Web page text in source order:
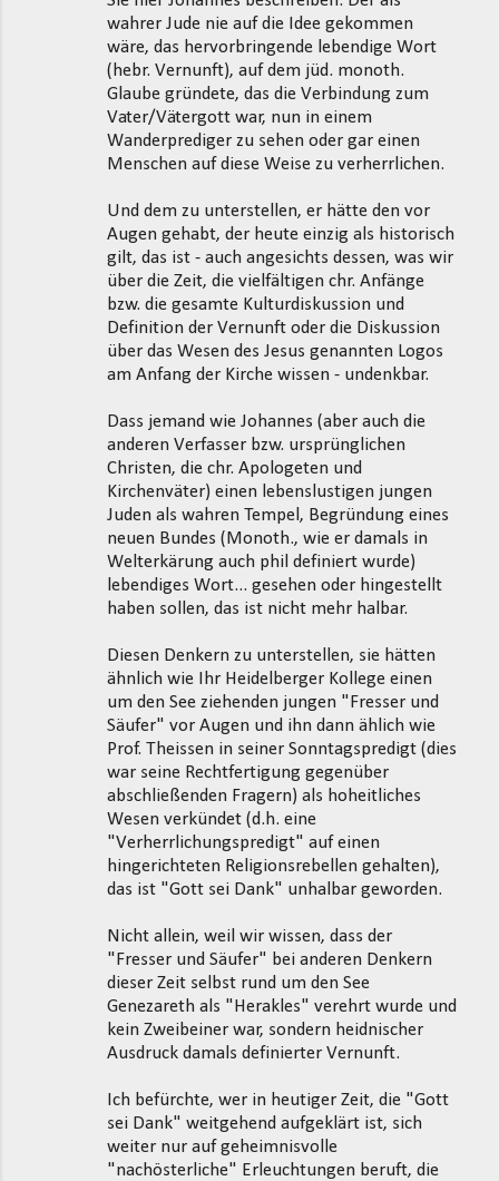
wahrer Jude nie auf die Idee gekommen
wäre, das hervorbringende lebendige Wort
(hebr. Vernunft), auf dem jüd. monoth.
Glaube gründete, das die Verbindung zum
Vater/Vätergott war, nun in einem
Wanderprediger zu sehen oder gar einen
Menschen auf diese Weise zu verherrlichen.
Und dem zu unterstellen, er hätte den vor
Augen gehabt, der heute einzig als historisch
gilt, das ist - auch angesichts dessen, was wir
über die Zeit, die vielfältigen chr. Anfänge
bzw. die gesamte Kulturdiskussion und
Definition der Vernunft oder die Diskussion
über das Wesen des Jesus genannten Logos
am Anfang der Kirche wissen - undenkbar.
Dass jemand wie Johannes (aber auch die
anderen Verfasser bzw. ursprünglichen
Christen, die chr. Apologeten und
Kirchenväter) einen lebenslustigen jungen
Juden als wahren Tempel, Begründung eines
neuen Bundes (Monoth., wie er damals in
Welterkärung auch phil definiert wurde)
lebendiges Wort... gesehen oder hingestellt
haben sollen, das ist nicht mehr halbar.
Diesen Denkern zu unterstellen, sie hätten
ähnlich wie Ihr Heidelberger Kollege einen
um den See ziehenden jungen "Fresser und
Säufer" vor Augen und ihn dann ählich wie
Prof. Theissen in seiner Sonntagspredigt (dies
war seine Rechtfertigung gegenüber
abschließenden Fragern) als hoheitliches
Wesen verkündet (d.h. eine
"Verherrlichungspredigt" auf einen
hingerichteten Religionsrebellen gehalten),
das ist "Gott sei Dank" unhalbar geworden.
Nicht allein, weil wir wissen, dass der
"Fresser und Säufer" bei anderen Denkern
dieser Zeit selbst rund um den See
Genezareth als "Herakles" verehrt wurde und
kein Zweibeiner war, sondern heidnischer
Ausdruck damals definierter Vernunft.
Ich befürchte, wer in heutiger Zeit, die "Gott
sei Dank" weitgehend aufgeklärt ist, sich
weiter nur auf geheimnisvolle
"nachösterliche" Erleuchtungen beruft, die